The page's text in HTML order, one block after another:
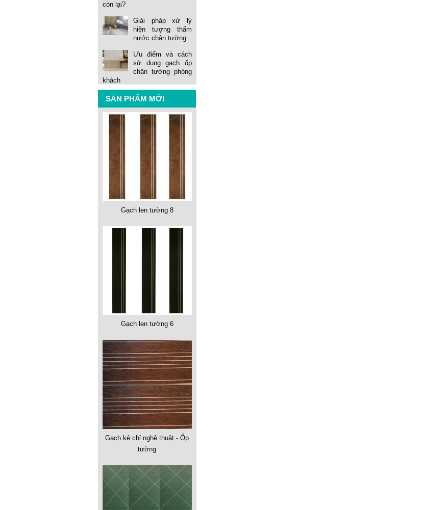
còn lại?
Giải pháp xử lý
hiện tượng thấm
nước chân tường
Ưu điểm và cách
sử dụng gạch ốp
chân tường phòng
khách
SẢN PHẨM MỚI
Gạch len tường 8
Gạch len tường 6
Gạch kẻ chỉ nghệ thuật - Ốp
tường